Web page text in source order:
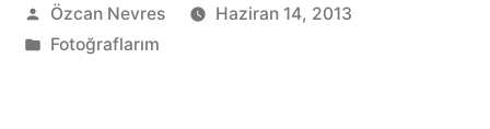
Gönderen:
Özcan Nevres
Haziran 14, 2013
Kategori:
Fotoğraflarım